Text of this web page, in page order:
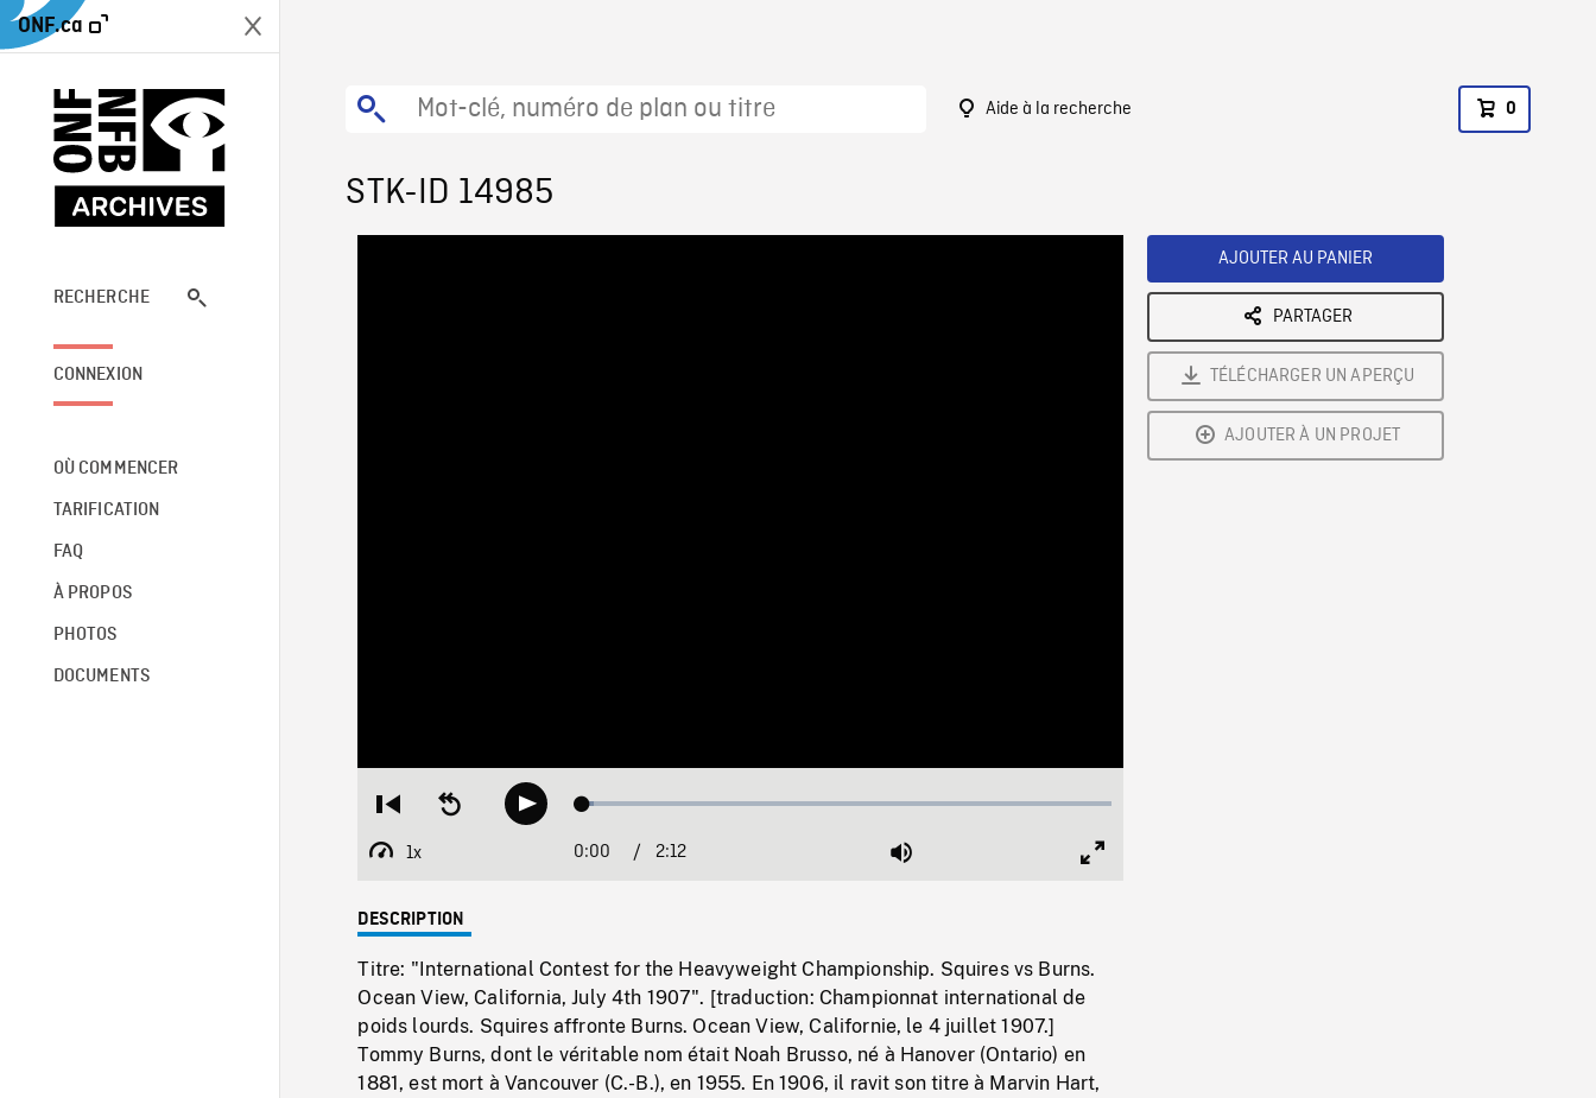
ONF.ca
RECHERCHE
CONNEXION
OÙ COMMENCER
TARIFICATION
FAQ
À PROPOS
PHOTOS
DOCUMENTS
Aide à la recherche 0
STK-ID 14985
Restart
beginning
Seek
backwardPlay Loaded:
1x
Playback
Current
0:00 / 2:12 Mute
DESCRIPTION
Titre: "International Contest for the Heavyweight Championship. Squires vs Burns.
Ocean View, California, July 4th 1907". [traduction: Championnat international de
poids lourds. Squires affronte Burns. Ocean View, Californie, le 4 juillet 1907.]
Tommy Burns, dont le véritable nom était Noah Brusso, né à Hanover (Ontario) en
1881, est mort à Vancouver (C.-B.), en 1955. En 1906, il ravit son titre à Marvin Hart,
AJOUTER AU PANIER
PARTAGER
TÉLÉCHARGER UN APERÇU
AJOUTER À UN PROJET